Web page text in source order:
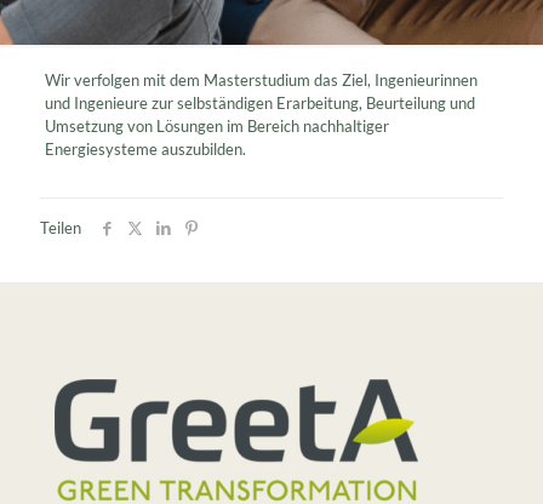
Wir verfolgen mit dem Masterstudium das Ziel, Ingenieurinnen
und Ingenieure zur selbständigen Erarbeitung, Beurteilung und
Umsetzung von Lösungen im Bereich nachhaltiger
Energiesysteme auszubilden.
Teilen